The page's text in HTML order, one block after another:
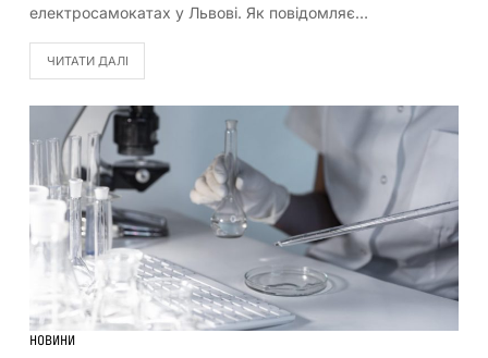
електросамокатах у Львові. Як повідомляє…
ЧИТАТИ ДАЛІ
НОВИНИ